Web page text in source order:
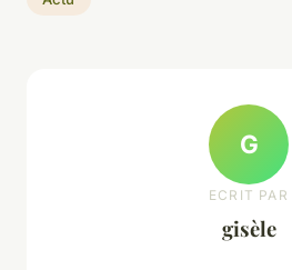
G
ECRIT PAR
gisèle